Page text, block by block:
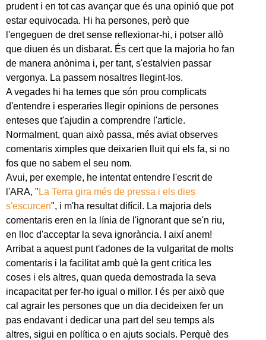
prudent i en tot cas avançar que és una opinió que pot
estar equivocada. Hi ha persones, però que
l'engeguen de dret sense reflexionar-hi, i potser allò
que diuen és un disbarat. És cert que la majoria ho fan
de manera anònima i, per tant, s'estalvien passar
vergonya. La passem nosaltres llegint-los.
A vegades hi ha temes que són prou complicats
d'entendre i esperaries llegir opinions de persones
enteses que t'ajudin a comprendre l'article.
Normalment, quan això passa, més aviat observes
comentaris ximples que deixarien lluït qui els fa, si no
fos que no sabem el seu nom.
Avui, per exemple, he intentat entendre l'escrit de
l'ARA, " La Terra gira més de pressa i els dies
s'escurcen", i m'ha resultat difícil. La majoria dels
comentaris eren en la línia de l'ignorant que se'n riu,
en lloc d'acceptar la seva ignorància. I així anem!
Arribat a aquest punt t'adones de la vulgaritat de molts
comentaris i la facilitat amb què la gent critica les
coses i els altres, quan queda demostrada la seva
incapacitat per fer-ho igual o millor. I és per això que
cal agrair les persones que un dia decideixen fer un
pas endavant i dedicar una part del seu temps als
altres, sigui en política o en ajuts socials. Perquè des